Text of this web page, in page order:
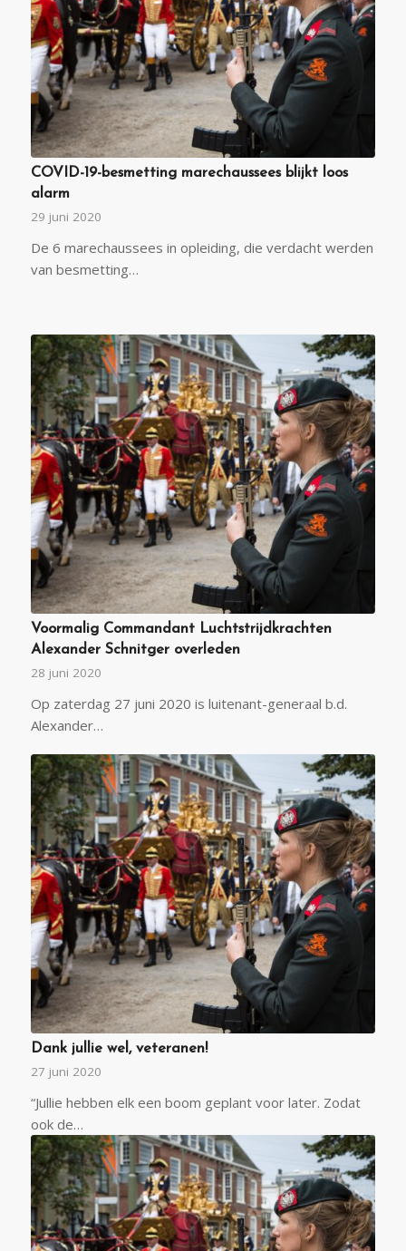
COVID-19-besmetting marechaussees blijkt loos
alarm
29 juni 2020
De 6 marechaussees in opleiding, die verdacht werden
van besmetting…
Voormalig Commandant Luchtstrijdkrachten
Alexander Schnitger overleden
28 juni 2020
Op zaterdag 27 juni 2020 is luitenant-generaal b.d.
Alexander…
Dank jullie wel, veteranen!
27 juni 2020
“Jullie hebben elk een boom geplant voor later. Zodat
ook de…